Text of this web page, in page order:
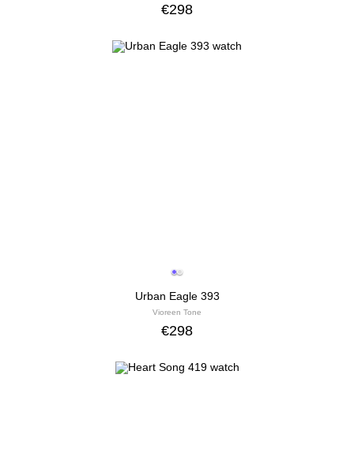
€298
Urban Eagle 393
Vioreen Tone
€298